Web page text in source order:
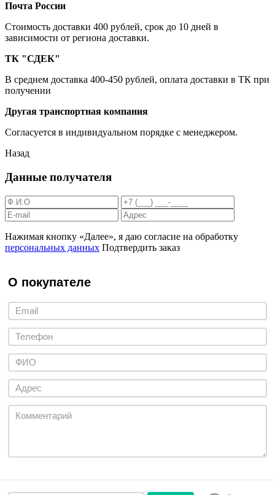
Почта России
Cтоимость доставки 400 рублей, срок до 10 дней в
зависимости от региона доставки.
ТК "СДЕК"
В среднем доставка 400-450 рублей, оплата доставки в ТК при
получении
Другая транспортная компания
Согласуется в индивидуальном порядке с менеджером.
Назад
Данные получателя
Нажимая кнопку «Далее», я даю согласие на обработку
персональных данных Подтвердить заказ
О покупателе